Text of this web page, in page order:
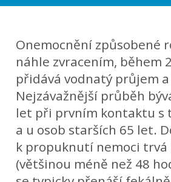
Onemocnění způsobené
náhle zvracením, během
přidává vodnatý průjem
Nejzávažnější průběh
let při prvním kontaktu s
a u osob starších 65 let.
k propuknutí nemoci trvá
(většinou méně než 48